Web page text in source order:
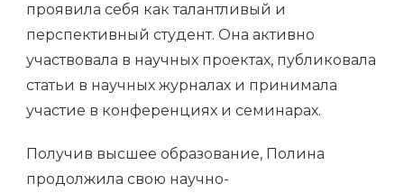
проявила себя как талантливый и
перспективный студент. Она активно
участвовала в научных проектах, публиковала
статьи в научных журналах и принимала
участие в конференциях и семинарах.
Получив высшее образование, Полина
продолжила свою научно-